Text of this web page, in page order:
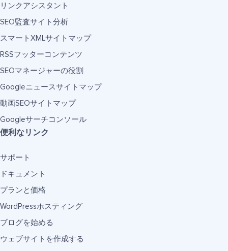
リンクアシスタント
SEO監査サイト分析
スマートXMLサイトマップ
RSSフッターコンテンツ
SEOマネージャーの役割
Googleニュースサイトマップ
動画SEOサイトマップ
Googleサーチコンソール
便利なリンク
サポート
ドキュメント
プランと価格
WordPressホスティング
ブログを始める
ウェブサイトを作成する